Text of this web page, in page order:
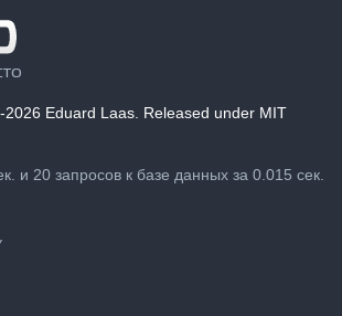
Eduard Laas. Released under MIT
и 20 запросов к базе данных за 0.015 сек.